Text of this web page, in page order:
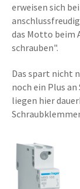
erweisen sich
das Motto beim
schrauben".
Das spart nicht
noch ein Plus
liegen hier